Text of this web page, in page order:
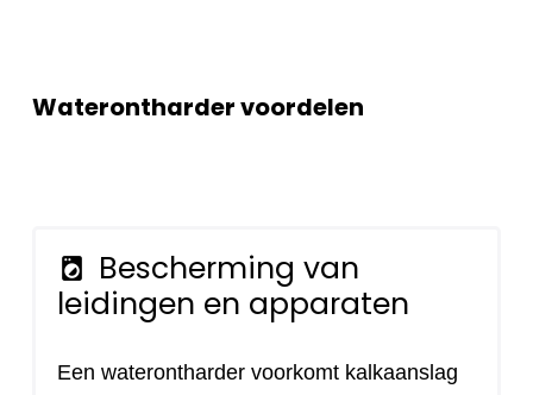
Waterontharder voordelen
local_laundry_service
Bescherming van
leidingen en apparaten
Een waterontharder voorkomt kalkaanslag